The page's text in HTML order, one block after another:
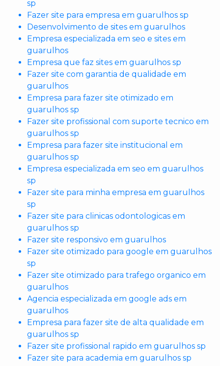
sp
Fazer site para empresa em guarulhos sp
Desenvolvimento de sites em guarulhos
Empresa especializada em seo e sites em
guarulhos
Empresa que faz sites em guarulhos sp
Fazer site com garantia de qualidade em
guarulhos
Empresa para fazer site otimizado em
guarulhos sp
Fazer site profissional com suporte tecnico em
guarulhos sp
Empresa para fazer site institucional em
guarulhos sp
Empresa especializada em seo em guarulhos
sp
Fazer site para minha empresa em guarulhos
sp
Fazer site para clinicas odontologicas em
guarulhos sp
Fazer site responsivo em guarulhos
Fazer site otimizado para google em guarulhos
sp
Fazer site otimizado para trafego organico em
guarulhos
Agencia especializada em google ads em
guarulhos
Empresa para fazer site de alta qualidade em
guarulhos sp
Fazer site profissional rapido em guarulhos sp
Fazer site para academia em guarulhos sp